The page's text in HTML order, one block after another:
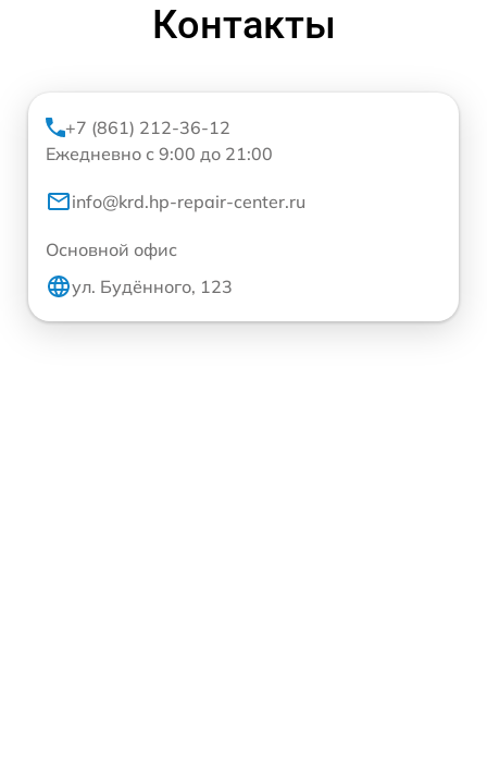
Контакты
+7 (861) 212-36-12
Ежедневно с 9:00 до 21:00
info@krd.hp-repair-center.ru
Основной офис
ул. Будённого, 123